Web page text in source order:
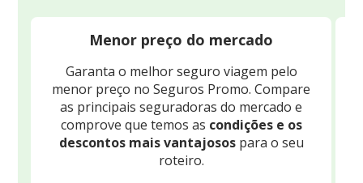
Menor preço do mercado
Garanta o melhor seguro viagem pelo
menor preço no Seguros Promo. Compare
as principais seguradoras do mercado e
comprove que temos as condições e os
descontos mais vantajosospara o seu
roteiro.